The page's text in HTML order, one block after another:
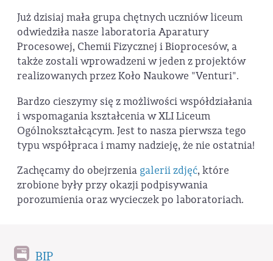
Już dzisiaj mała grupa chętnych uczniów liceum
odwiedziła nasze laboratoria Aparatury
Procesowej, Chemii Fizycznej i Bioprocesów, a
także zostali wprowadzeni w jeden z projektów
realizowanych przez Koło Naukowe "Venturi".
Bardzo cieszymy się z możliwości współdziałania
i wspomagania kształcenia w XLI Liceum
Ogólnokształcącym. Jest to nasza pierwsza tego
typu współpraca i mamy nadzieję, że nie ostatnia!
Zachęcamy do obejrzenia galerii zdjęć, które
zrobione były przy okazji podpisywania
porozumienia oraz wycieczek po laboratoriach.
BIP